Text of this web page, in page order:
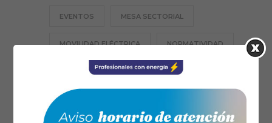
EVENTOS MESA SECTORIAL
MOVILIDAD ELÉCTRICA NORMATIVIDAD
PROFESIÓN TE RESPONSABILIDAD SOCIAL
SANTANDER